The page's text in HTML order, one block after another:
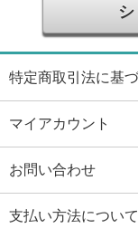
特定商取引法に基
マイアカウント
お問い合わせ
支払い方法について